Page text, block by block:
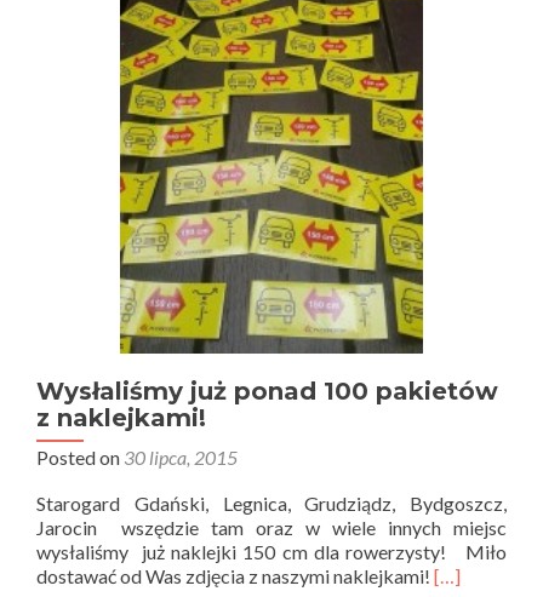
Wysłaliśmy już ponad 100 pakietów
z naklejkami!
Posted on 30 lipca, 2015
Starogard Gdański, Legnica, Grudziądz, Bydgoszcz,
Jarocin wszędzie tam oraz w wiele innych miejsc
wysłaliśmy już naklejki 150 cm dla rowerzysty! Miło
dostawać od Was zdjęcia z naszymi naklejkami! […]